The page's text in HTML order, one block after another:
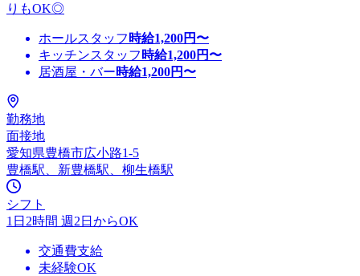
りもOK◎
ホールスタッフ 時給1,200円〜
キッチンスタッフ 時給1,200円〜
居酒屋・バー時給1,200円〜
勤務地
面接地
愛知県豊橋市広小路1-5
豊橋駅、新豊橋駅、柳生橋駅
シフト
1日2時間 週2日からOK
交通費支給
未経験OK